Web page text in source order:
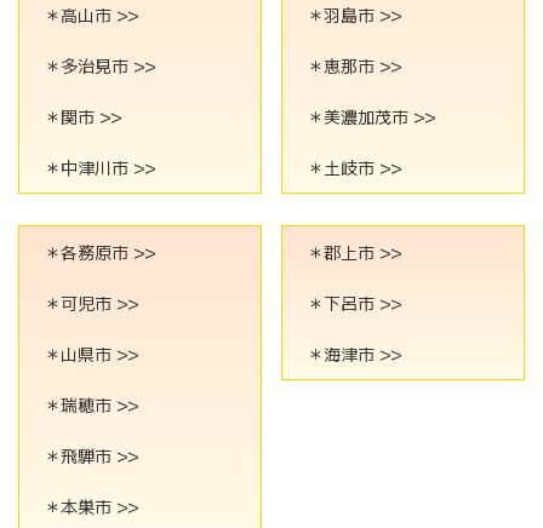
＊高山市 >>
＊多治見市 >>
＊関市 >>
＊中津川市 >>
＊羽島市 >>
＊恵那市 >>
＊美濃加茂市 >>
＊土岐市 >>
＊各務原市 >>
＊可児市 >>
＊山県市 >>
＊瑞穂市 >>
＊飛騨市 >>
＊本巣市 >>
＊郡上市 >>
＊下呂市 >>
＊海津市 >>